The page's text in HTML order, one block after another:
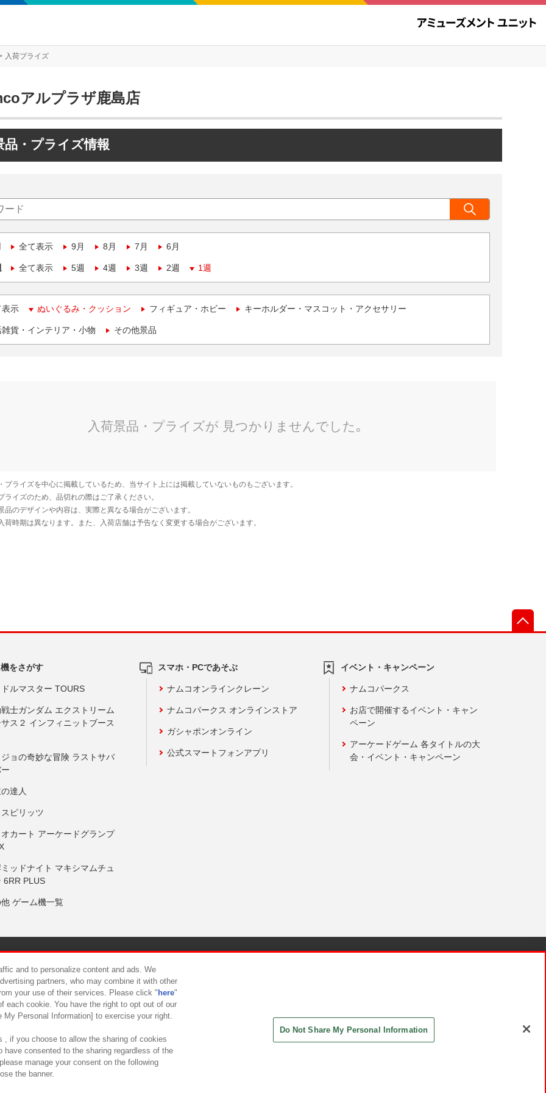
入荷プライズ
アルプラザ鹿島店
品・プライズ情報
全て表示 9月 8月 7月 6月
全て表示 5週 4週 3週 2週 1週
表示 ぬいぐるみ・クッション フィギュア・ホビー キーホルダー・マスコット・アクセサリー
貨・インテリア・小物 その他景品
をさがす
ルマスター TOURS
士ガンダム エクストリーム
ス２ インフィニットブース
ョの奇妙な冒険 ラストサバ
達人
ピリッツ
カート アーケードグランプ
ッドナイト マキシマムチュ
6RR PLUS
ゲーム機一覧
スマホ・PCであそぶ
ナムコオンラインクレーン
ナムコパークス オンラインストア
ガシャポンオンライン
公式スマートフォンアプリ
イベント・キャンペーン
ナムコパークス
お店で開催するイベント・キャン
ペーン
アーケードゲーム 各タイトルの大
会・イベント・キャンペーン
について カスタマーハラスメント対応方針
and to personalize content and ads. We
partners, who may combine it with other
your use of their services. Please click " here"
each cookie. You have the right to opt out of our
Personal Information] to exercise your right.
, if you choose to allow the sharing of cookies
have consented to the sharing regardless of the
manage your consent on the following
the banner.
Do Not Share My Personal Information